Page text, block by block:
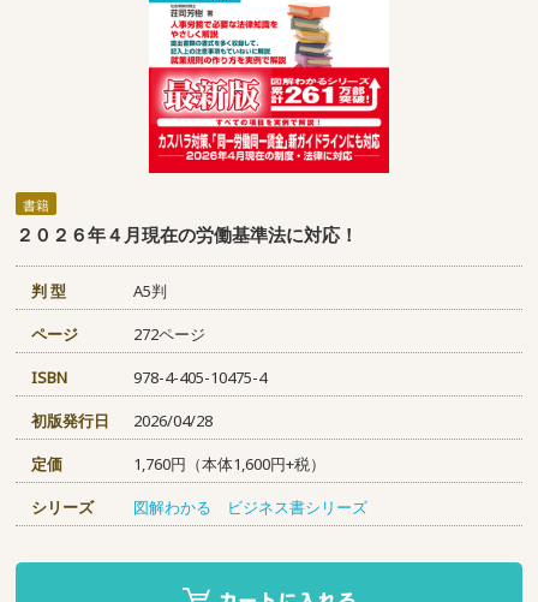
書籍
２０２６年４月現在の労働基準法に対応！
判 型
A5判
ページ
272ページ
ISBN
978-4-405-10475-4
初版発行日
2026/04/28
定価
1,760円（本体1,600円+税）
シリーズ
図解わかる ビジネス書シリーズ